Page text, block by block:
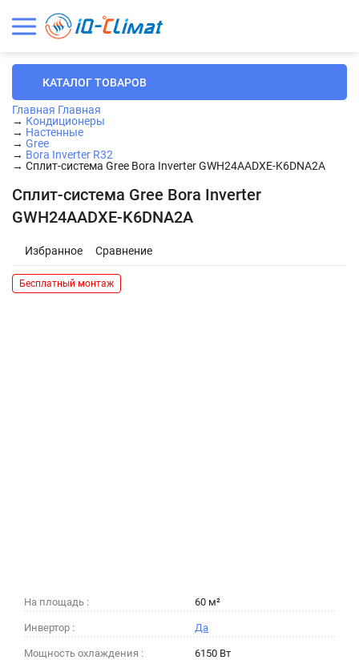
КАТАЛОГ ТОВАРОВ
Главная Главная
→ Кондиционеры
→ Настенные
→ Gree
→ Bora Inverter R32
→ Сплит-система Gree Bora Inverter GWH24AADXE-K6DNA2A
Сплит-система Gree Bora Inverter
GWH24AADXE-K6DNA2A
Избранное Сравнение
Бесплатный монтаж
На площадь : 60 м²
Инвертор : Да
Мощность охлаждения : 6150 Вт